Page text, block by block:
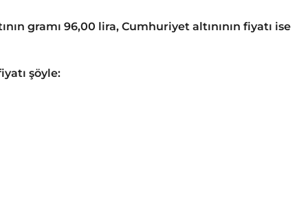
gramı 96,00 lira, Cumhuriyet altınının fiyatı ise
şöyle: